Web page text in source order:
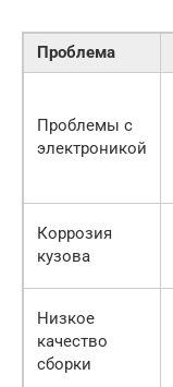
Проблема
Проблемы с
электроникой
Коррозия
кузова
Низкое
качество
сборки